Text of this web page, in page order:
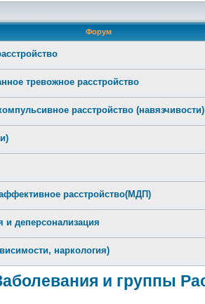
Форум
тревожное расстройство
расстройство (навязчивости)
расстройство(МДП)
и деперсонализация
наркология)
и группы